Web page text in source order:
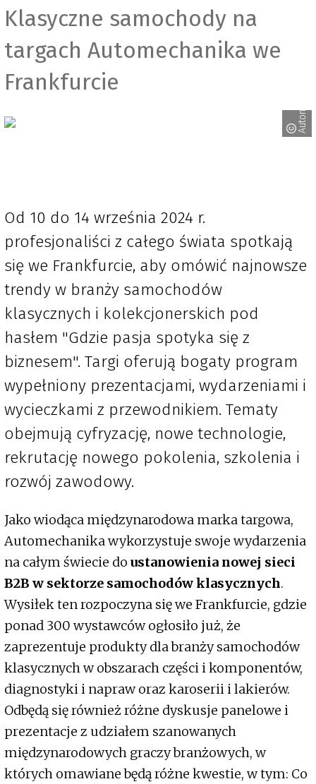
Klasyczne samochody na
targach Automechanika we
Frankfurcie
Automechanika
Od 10 do 14 września 2024 r.
profesjonaliści z całego świata spotkają
się we Frankfurcie, aby omówić najnowsze
trendy w branży samochodów
klasycznych i kolekcjonerskich pod
hasłem "Gdzie pasja spotyka się z
biznesem". Targi oferują bogaty program
wypełniony prezentacjami, wydarzeniami i
wycieczkami z przewodnikiem. Tematy
obejmują cyfryzację, nowe technologie,
rekrutację nowego pokolenia, szkolenia i
rozwój zawodowy.
Jako wiodąca międzynarodowa marka targowa,
Automechanika wykorzystuje swoje wydarzenia
na całym świecie do ustanowienia nowej sieci
B2B w sektorze samochodów klasycznych.
Wysiłek ten rozpoczyna się we Frankfurcie, gdzie
ponad 300 wystawców ogłosiło już, że
zaprezentuje produkty dla branży samochodów
klasycznych w obszarach części i komponentów,
diagnostyki i napraw oraz karoserii i lakierów.
Odbędą się również różne dyskusje panelowe i
prezentacje z udziałem szanowanych
międzynarodowych graczy branżowych, w
których omawiane będą różne kwestie, w tym: Co